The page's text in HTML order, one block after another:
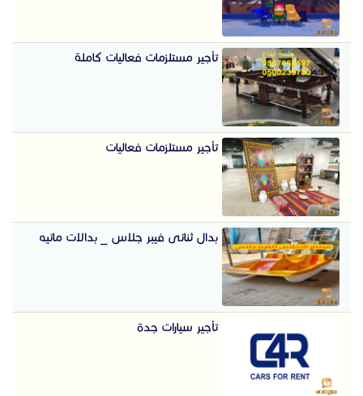
تأجير مستلزمات فعاليات كاملة
تأجير مستلزمات فعاليات
بدال ثنائى فيبر جلاس _ بدالات مائيه
تأجير سيارات جدة